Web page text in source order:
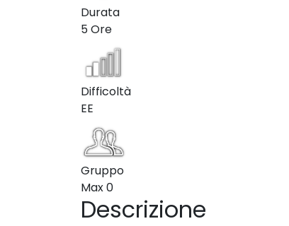
Durata
5 Ore
Difficoltà
EE
Gruppo
Max0
Descrizione